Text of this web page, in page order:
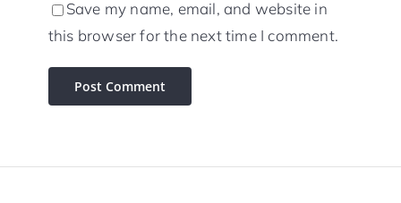
Save my name, email, and website in
this browser for the next time I comment.